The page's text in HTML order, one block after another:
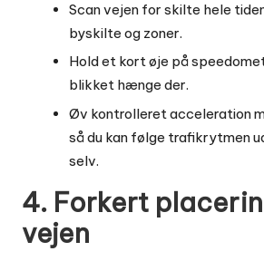
Scan vejen for skilte hele
byskilte og zoner.
Hold et kort øje på
blikket hænge der.
Øv kontrolleret acceleration
så du kan følge trafikrytmen
selv.
4. Forkert
vejen